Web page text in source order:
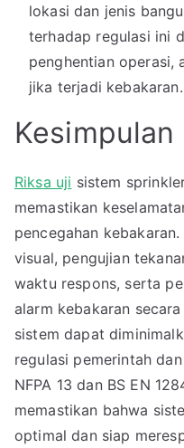
lokasi dan jenis
terhadap regulasi ini
penghentian operasi,
jika terjadi kebakaran.
Kesimpulan
Riksa uji sistem
memastikan
pencegahan
visual, pengujian
waktu respons, serta
alarm kebakaran
sistem dapat
regulasi pemerintah
NFPA 13 dan BS EN
memastikan bahwa
optimal dan siap